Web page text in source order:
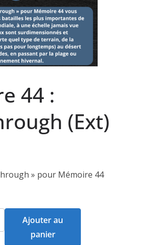
44 :
(Ext)
» pour Mémoire 44
Ajouter au
panier